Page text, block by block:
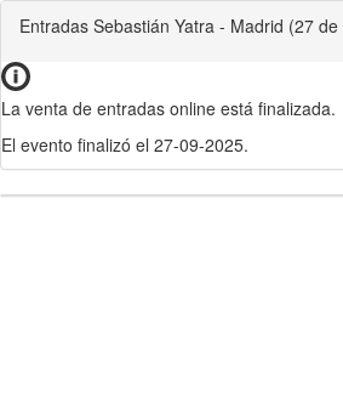
Entradas Sebastián Yatra - Madrid (27
La venta de entradas online está finalizada.
El evento finalizó el 27-09-2025.